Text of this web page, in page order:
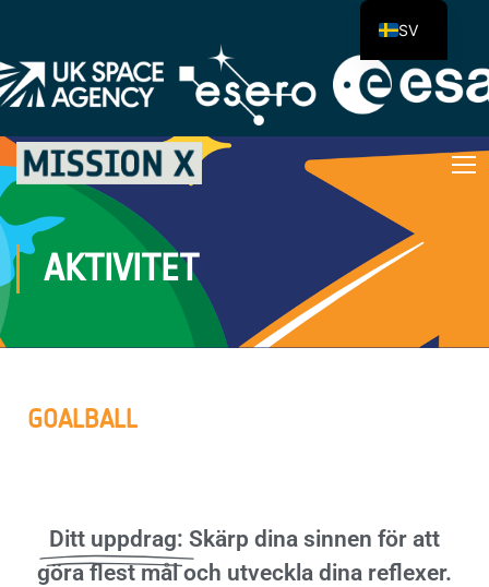
AKTIVITET
GOALBALL
Ditt uppdrag: Skärp dina sinnen för att
göra flest mål och utveckla dina reflexer.
SV